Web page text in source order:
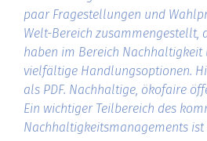
paar Fragestellungen und
Welt-Bereich zusammengestellt,
haben im Bereich Nachhaltigkeit
vielfältige Handlungsoptionen.
als PDF. Nachhaltige, ökofaire
Ein wichtiger Teilbereich des
Nachhaltigkeitsmanagements